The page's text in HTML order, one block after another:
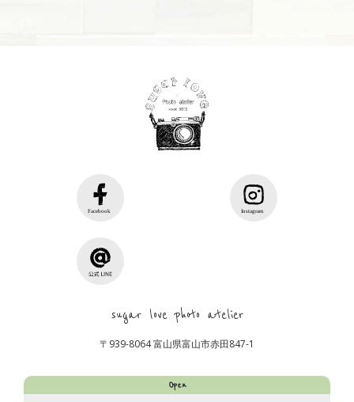
sugar love photo atelier
〒939-8064 富山県富山市赤田847-1
Open